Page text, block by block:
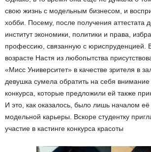
свою жизнь с модельным бизнесом, и
хобби. Посему, после получения аттестата
институт экономики, политики и права,
профессию, связанную с юриспруденцией.
возрасте Настя из любопытства
«Мисс Университет» в качестве зрителя в
девушка сумела обратить на себя внимание
конкурса, которые предложили ей также
И это, как оказалось, было лишь началом
модельной карьеры. Вскоре студентку
участие в кастинге конкурса красоты